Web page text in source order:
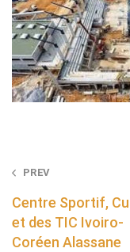
Post
navigation
PREV
Centre Sportif,
et des TIC Ivoiro-
Coréen Alassane